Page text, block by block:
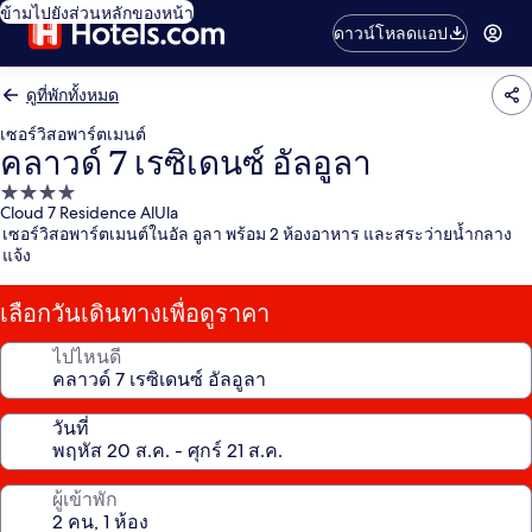
ข้ามไปยังส่วนหลักของหน้า
ดาวน์โหลดแอป
ดูที่พักทั้งหมด
เซอร์วิสอพาร์ตเมนต์
คลาวด์ 7 เรซิเดนซ์ อัลอูลา
ที่พัก
4.0
ดาว
Cloud 7 Residence AlUla
เซอร์วิสอพาร์ตเมนต์ในอัล อูลา พร้อม 2 ห้องอาหาร และสระว่ายน้ำกลาง
แจ้ง
เลือกวันเดินทางเพื่อดูราคา
ไปไหนดี
วันที่
ผู้เข้าพัก